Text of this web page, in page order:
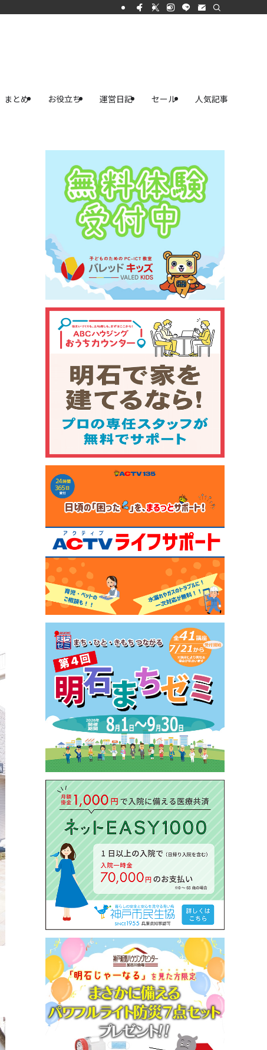
まとめ お役立ち 運営日記 セール 人気記事